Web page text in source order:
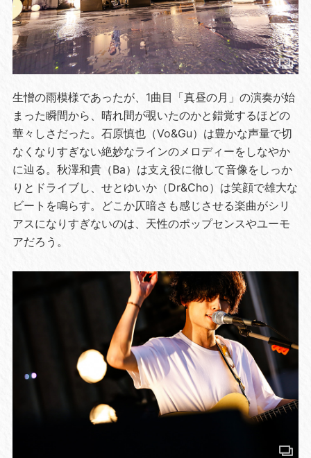
生憎の雨模様であったが、1曲目「真昼の月」の演奏が始
まった瞬間から、晴れ間が覗いたのかと錯覚するほどの
華々しさだった。石原慎也（Vo&Gu）は豊かな声量で切
なくなりすぎない絶妙なラインのメロディーをしなやか
に辿る。秋澤和貴（Ba）は支え役に徹して音像をしっか
りとドライブし、せとゆいか（Dr&Cho）は笑顔で雄大な
ビートを鳴らす。どこか仄暗さも感じさせる楽曲がシリ
アスになりすぎないのは、天性のポップセンスやユーモ
アだろう。